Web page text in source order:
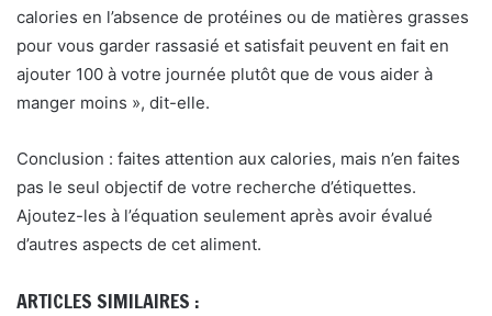
calories en l’absence de protéines ou de matières grasses
pour vous garder rassasié et satisfait peuvent en fait en
ajouter 100 à votre journée plutôt que de vous aider à
manger moins », dit-elle.
Conclusion : faites attention aux calories, mais n’en faites
pas le seul objectif de votre recherche d’étiquettes.
Ajoutez-les à l’équation seulement après avoir évalué
d’autres aspects de cet aliment.
ARTICLES SIMILAIRES :